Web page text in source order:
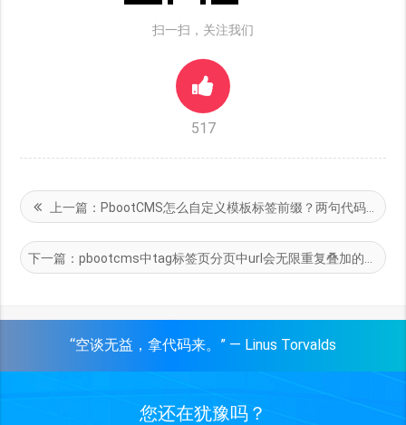
扫一扫，关注我们
517
上一篇： PbootCMS怎么自定义模板标签前缀？两句代码就能实现！
下一篇：pbootcms中tag标签页分页中url会无限重复叠加的修复方案
“空谈无益，拿代码来。” — Linus Torvalds
您还在犹豫吗？